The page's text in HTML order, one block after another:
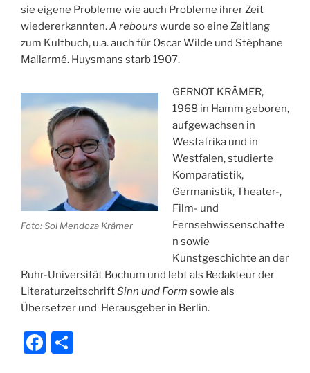
sie eigene Probleme wie auch Probleme ihrer Zeit
wiedererkannten.A rebours wurde so eine Zeitlang
zum Kultbuch, u.a. auch für Oscar Wilde und Stéphane
Mallarmé. Huysmans starb 1907.
Foto: Sol Mendoza Krämer
GERNOT KRÄMER,
1968 in Hamm geboren,
aufgewachsen in
Westafrika und in
Westfalen, studierte
Komparatistik,
Germanistik, Theater-,
Film- und
Fernsehwissenschafte
n sowie
Kunstgeschichte an der
Ruhr-Universität Bochum und lebt als Redakteur der
LiteraturzeitschriftSinn und Form sowie als
Übersetzer und Herausgeber in Berlin.
F